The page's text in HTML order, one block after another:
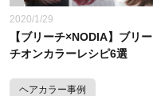
2020/1/29
【ブリーチ×NODIA】ブリー
チオンカラーレシピ6選
ヘアカラー事例